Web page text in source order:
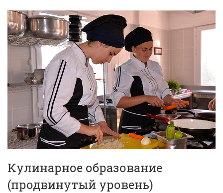
Кулинарное образование
(продвинутый уровень)